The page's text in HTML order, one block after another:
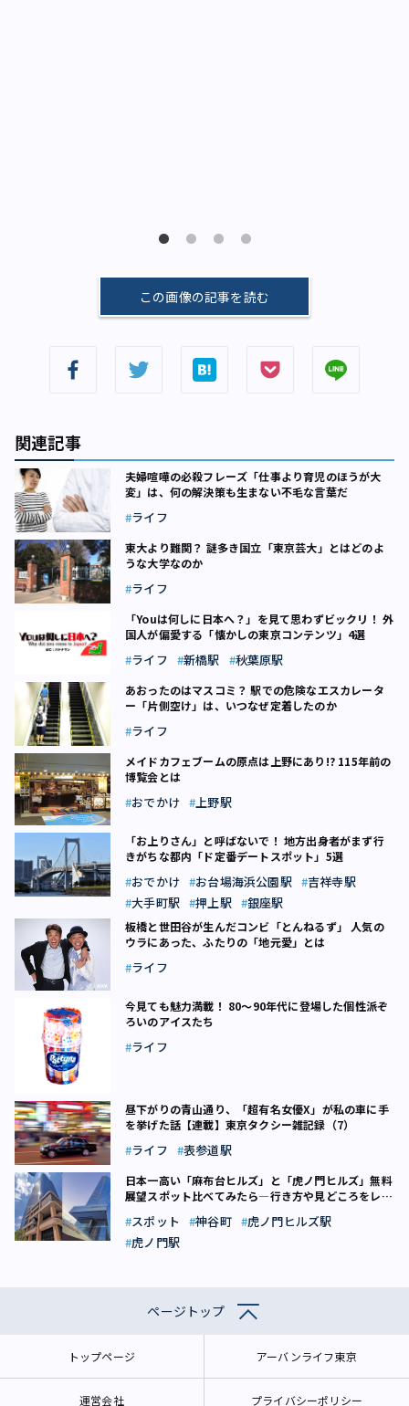
この画像の記事を読む
関連記事
夫婦喧嘩の必殺フレーズ「仕事より育児のほうが大
変」は、何の解決策も生まない不毛な言葉だ
ライフ
東大より難関？ 謎多き国立「東京芸大」とはどのよ
うな大学なのか
ライフ
「Youは何しに日本へ？」を見て思わずビックリ！ 外
国人が偏愛する「懐かしの東京コンテンツ」4選
ライフ 新橋駅 秋葉原駅
あおったのはマスコミ？ 駅での危険なエスカレータ
ー「片側空け」は、いつなぜ定着したのか
ライフ
メイドカフェブームの原点は上野にあり!? 115年前の
博覧会とは
おでかけ 上野駅
「お上りさん」と呼ばないで！ 地方出身者がまず行
きがちな都内「ド定番デートスポット」5選
おでかけ お台場海浜公園駅
吉祥寺駅
大手町駅
押上駅 銀座駅
板橋と世田谷が生んだコンビ「とんねるず」 人気の
ウラにあった、ふたりの「地元愛」とは
ライフ
今見ても魅力満載！ 80～90年代に登場した個性派ぞ
ろいのアイスたち
ライフ
昼下がりの青山通り、「超有名女優X」が私の車に手
を挙げた話【連載】東京タクシー雑記録（7）
ライフ 表参道駅
日本一高い「麻布台ヒルズ」と「虎ノ門ヒルズ」無料
展望スポット比べてみたら―行き方や見どころをレポ
スポット 神谷町
虎ノ門ヒルズ駅
虎ノ門駅
ページトップ
トップページ アーバンライフ東京
運営会社 プライバシーポリシー